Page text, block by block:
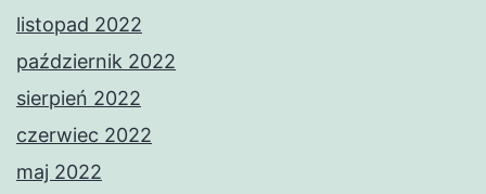
listopad 2022
październik 2022
sierpień 2022
czerwiec 2022
maj 2022